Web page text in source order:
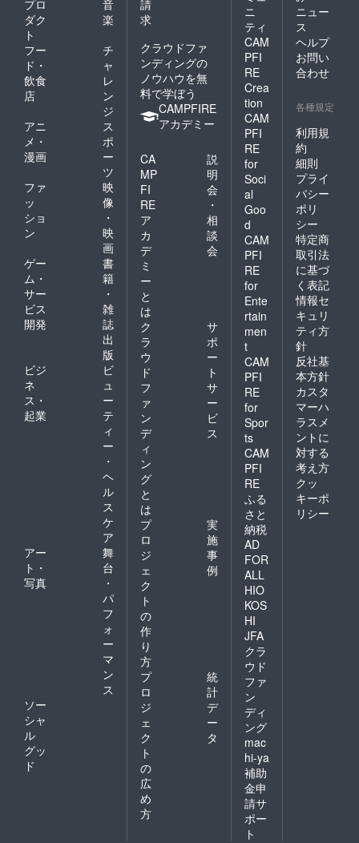
プロ
ダク
ト
音
楽
フー
ド・
飲食
店
チ
ャ
レ
ン
ジ
アニ
メ・
漫画
ス
ポ
ー
ツ
ファ
ッ
ショ
ン
映
像
・
映
画
ゲー
ム・
サー
ビス
開発
書
籍
・
雑
誌
出
版
ビジ
ネ
ス・
起業
ビ
ュ
ー
テ
ィ
ー
・
ヘ
ル
ス
ケ
ア
アー
ト・
写真
舞
台
・
パ
フ
ォ
ー
マ
ン
ス
ソー
シャ
ル
グッ
ド
請
求
クラウドファ
ンディングの
ノウハウを無
料で学ぼう
CAMPFIRE
アカデミー
CA
MP
FI
RE
ア
カ
デ
ミ
ー
と
は
説
明
会
・
相
談
会
ク
ラ
ウ
ド
フ
ァ
ン
デ
ィ
ン
グ
と
は
サ
ポ
ー
ト
サ
ー
ビ
ス
プ
ロ
ジ
ェ
ク
ト
の
作
り
方
実
施
事
例
プ
ロ
ジ
ェ
ク
ト
の
広
め
方
統
計
デ
ー
タ
ニ
ティ
CAM
PFI
RE
Crea
tion
CAM
PFI
RE
for
Soci
al
Goo
d
CAM
PFI
RE
for
Ente
rtain
men
t
CAM
PFI
RE
for
Spor
ts
CAM
PFI
RE
ふる
さと
納税
AD
FOR
ALL
HIO
KOS
HI
JFA
クラ
ウド
ファ
ン
ディ
ング
mac
hi-ya
補助
金申
請サ
ポー
ト
ニュー
ス
ヘルプ
お問い
合わせ
各種規定
利用規
約
細則
プライ
バシー
ポリ
シー
特定商
取引法
に基づ
く表記
情報セ
キュリ
ティ方
針
反社基
本方針
カスタ
マーハ
ラスメ
ントに
対する
考え方
クッ
キーポ
リシー